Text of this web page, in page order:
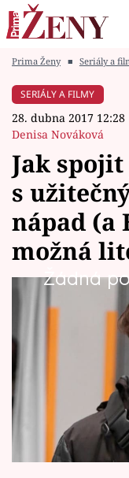
Módní alarm
Témata
Celebrity
Vztahy
Seriály
Sledujte
Filmový
Prima Ženy ■ Seriály a
SERIÁLY A FILMY
28. dubna 2017 12:28
Denisa Nováková
Jak
s
nápad (a
možná
Žádná
Rubava, to je
sociálně
i Kid, malý kluk
Davida